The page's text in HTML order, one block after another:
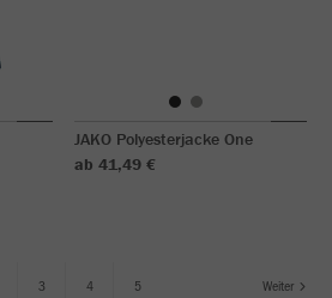
JAKO Polyesterjacke One
ab 41,49 €
3 4 5 Weiter